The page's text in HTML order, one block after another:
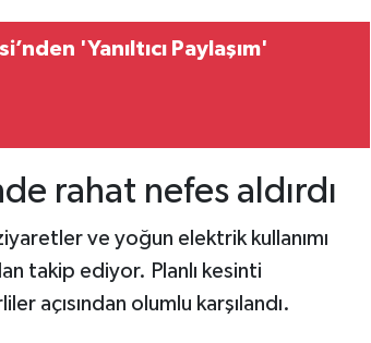
'Yanıltıcı Paylaşım'
rahat nefes aldırdı
ve yoğun elektrik kullanımı
takip ediyor. Planlı kesinti
açısından olumlu karşılandı.